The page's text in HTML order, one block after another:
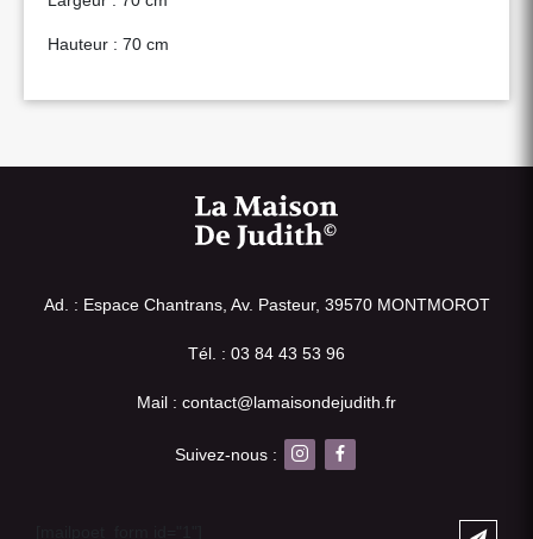
Hauteur : 70 cm
Ad. : Espace Chantrans, Av. Pasteur, 39570 MONTMOROT
Tél. : 03 84 43 53 96
Mail : contact@lamaisondejudith.fr
Suivez-nous :